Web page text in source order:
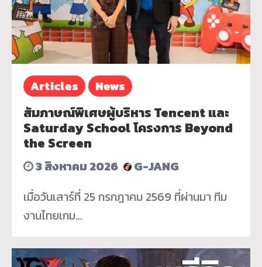
Articles News
สัมภาษณ์พิเศษผู้บริหาร Tencent และ
Saturday School โครงการ Beyond
the Screen
3 สิงหาคม 2026
G-JANG
เมื่อวันเสาร์ที่ 25 กรกฎาคม 2569 ที่ผ่านมา ทีม
งานไทยเกม…